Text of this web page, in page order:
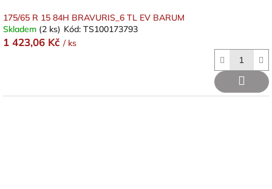
175/65 R 15 84H BRAVURIS_6 TL EV BARUM
Skladem (2 ks) Kód: TS100173793
1 423,06 Kč / ks